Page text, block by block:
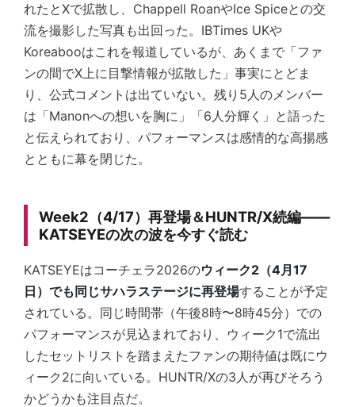
れたとXで拡散し、Chappell RoanやIce Spiceとの交
流を撮影した写真も出回った。IBTimes UKや
Koreabooはこれを報道しているが、あくまで「ファ
ンの間でX上に目撃情報が拡散した」事実にとどま
り、公式コメントは出ていない。残り5人のメンバー
は「Manonへの想いを胸に」「6人分輝く」と語った
と伝えられており、パフォーマンスは感情的な高揚感
とともに幕を閉じた。
Week2（4/17）再登場＆HUNTR/X続編——
KATSEYEの次の波を今すぐ読む
KATSEYEはコーチェラ2026のウィーク2（4月17
日）でも同じサハラステージに再登場することが予定
されている。同じ時間帯（午後8時〜8時45分）での
パフォーマンスが見込まれており、ウィーク1で流出
したセットリストを踏まえたファンの期待値は既にウ
ィーク2に向いている。HUNTR/Xの3人が再びそろう
かどうかも注目点だ。